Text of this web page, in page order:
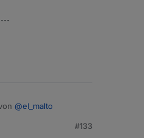
@el_malto
#133